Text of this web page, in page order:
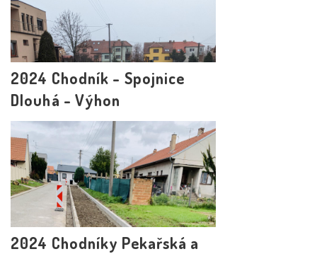
2024 Chodník - Spojnice
Dlouhá - Výhon
2024 Chodníky Pekařská a